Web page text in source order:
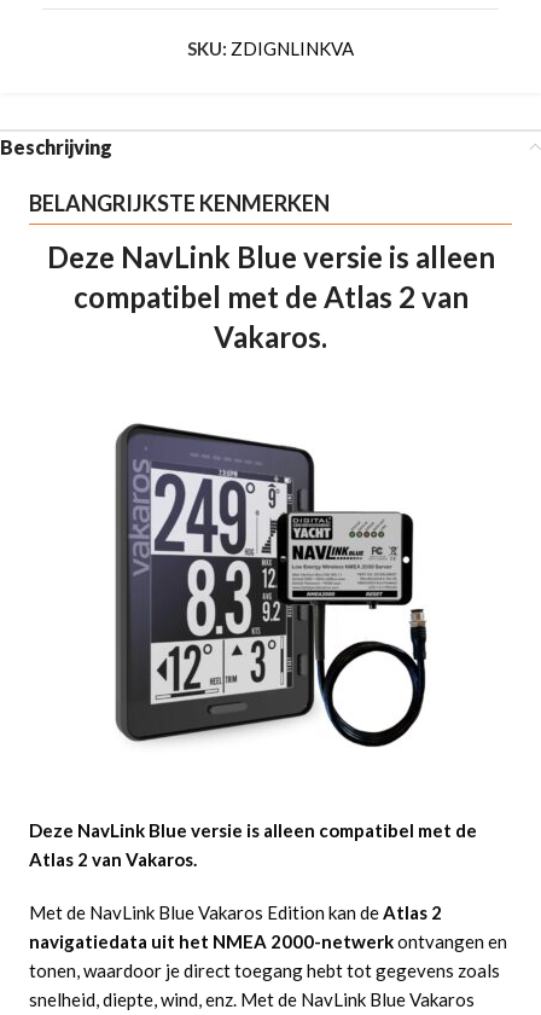
SKU: ZDIGNLINKVA
Beschrijving
BELANGRIJKSTE KENMERKEN
Deze NavLink Blue versie is alleen
compatibel met de Atlas 2 van
Vakaros.
Deze NavLink Blue versie is alleen compatibel met de
Atlas 2 van Vakaros.
Met de NavLink Blue Vakaros Edition kan deAtlas 2
navigatiedata uit het NMEA 2000-netwerkontvangen en
tonen, waardoor je direct toegang hebt tot gegevens zoals
snelheid, diepte, wind, enz. Met de NavLink Blue Vakaros